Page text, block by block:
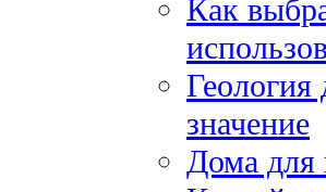
Как
Геология
значение
Дома для